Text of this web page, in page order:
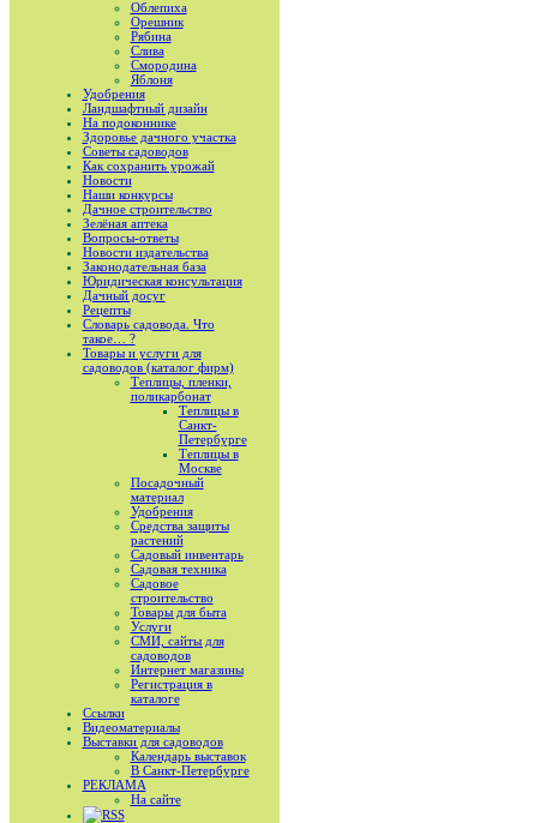
Облепиха
Орешник
Рябина
Слива
Смородина
Яблоня
Удобрения
Ландшафтный дизайн
На подоконнике
Здоровье дачного участка
Советы садоводов
Как сохранить урожай
Новости
Наши конкурсы
Дачное строительство
Зелёная аптека
Вопросы-ответы
Новости издательства
Законодательная база
Юридическая консультация
Дачный досуг
Рецепты
Словарь садовода. Что
такое… ?
Товары и услуги для
садоводов (каталог фирм)
Теплицы, пленки,
поликарбонат
Теплицы в
Санкт-
Петербурге
Теплицы в
Москве
Посадочный
материал
Удобрения
Средства защиты
растений
Садовый инвентарь
Садовая техника
Садовое
строительство
Товары для быта
Услуги
СМИ, сайты для
садоводов
Интернет магазины
Регистрация в
каталоге
Ссылки
Видеоматериалы
Выставки для садоводов
Календарь выставок
В Санкт-Петербурге
РЕКЛАМА
На сайте
RSS